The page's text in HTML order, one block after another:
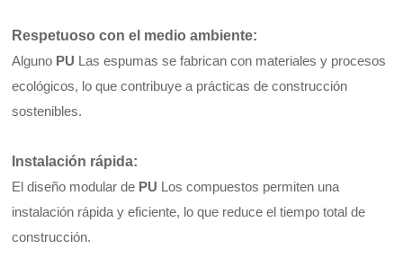
Respetuoso con el medio ambiente:
Alguno PU Las espumas se fabrican con materiales y procesos
ecológicos, lo que contribuye a prácticas de construcción
sostenibles.
Instalación rápida:
El diseño modular de PU Los compuestos permiten una
instalación rápida y eficiente, lo que reduce el tiempo total de
construcción.